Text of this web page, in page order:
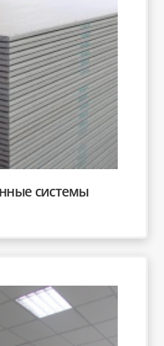
системы